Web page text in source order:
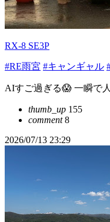
RX-8 SE3P
#RE雨宮 #キャンギャル
AIすご過ぎる😱 一瞬で
thumb_up 155
comment8
2026/07/13 23:29